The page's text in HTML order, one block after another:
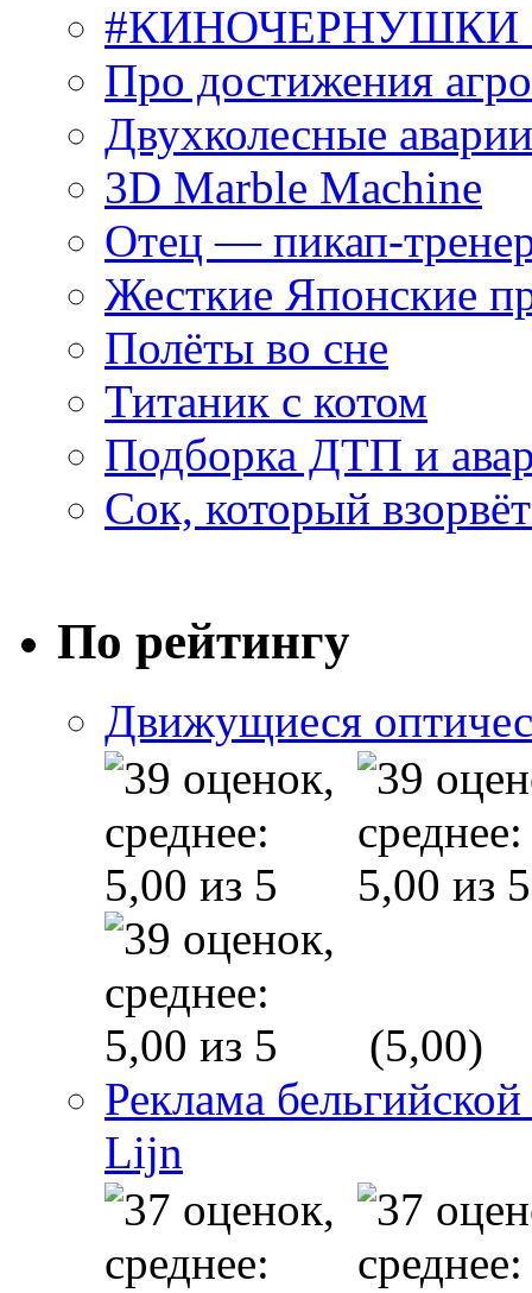
#КИНОЧЕРНУШКИ
Про достижения
Двухколесные
3D Marble Machine
Отец — пикап-
Жесткие Японские
Полёты во сне
Титаник с котом
Подборка ДТП и
Сок, который
По рейтингу
Движущиеся
(5,00)
Реклама
Lijn